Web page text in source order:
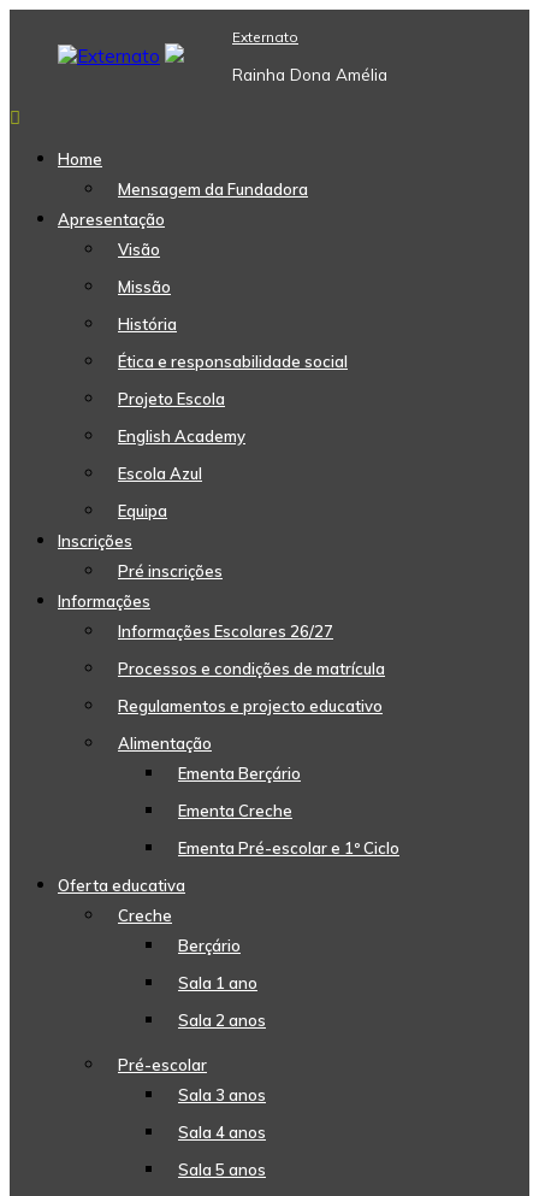
content
Externato
Rainha Dona Amélia
Home
Mensagem da Fundadora
Apresentação
Visão
Missão
História
Ética e responsabilidade social
Projeto Escola
English Academy
Escola Azul
Equipa
Inscrições
Pré inscrições
Informações
Informações Escolares 26/27
Processos e condições de matrícula
Regulamentos e projecto educativo
Alimentação
Ementa Berçário
Ementa Creche
Ementa Pré-escolar e 1º Ciclo
Oferta educativa
Creche
Berçário
Sala 1 ano
Sala 2 anos
Pré-escolar
Sala 3 anos
Sala 4 anos
Sala 5 anos